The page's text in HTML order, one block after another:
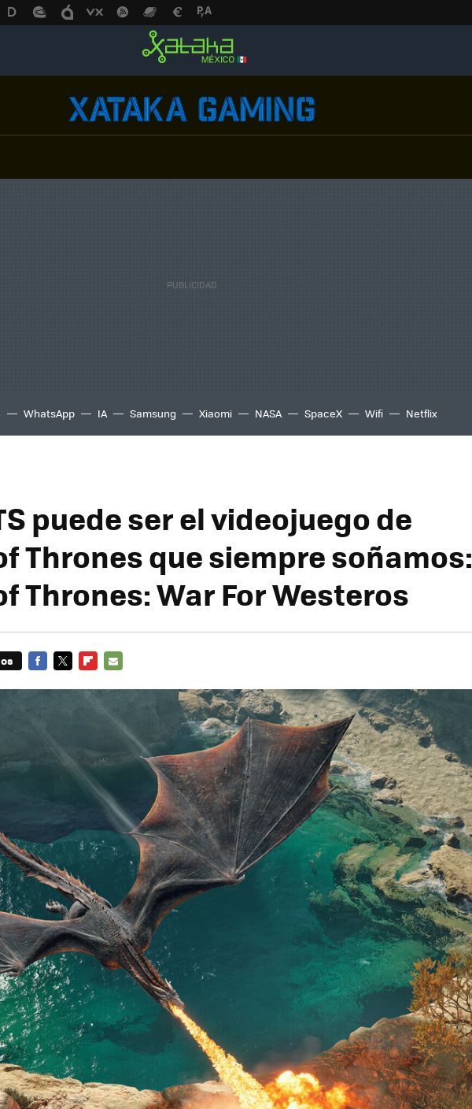
WhatsApp IA Samsung Xiaomi NASA SpaceX Wifi Netflix
puede ser el videojuego de
Thrones que siempre soñamos:
Thrones: War For Westeros